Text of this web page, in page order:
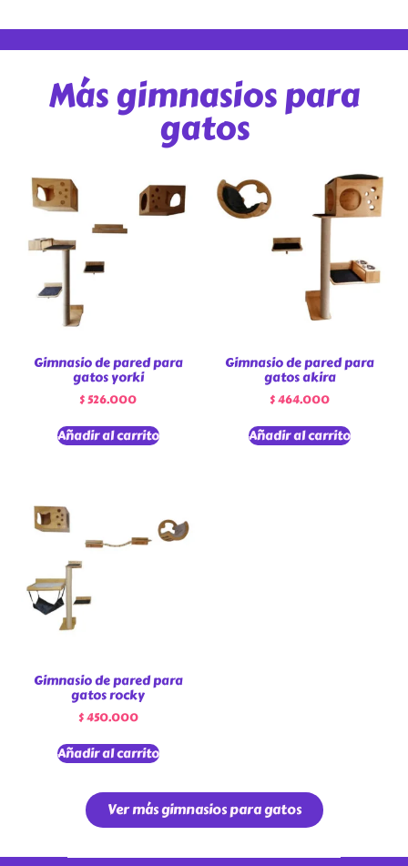
Más gimnasios para
gatos
Gimnasio de pared para
gatos yorki
$526.000
Añadir al carrito
Gimnasio de pared para
gatos akira
$464.000
Añadir al carrito
Gimnasio de pared para
gatos rocky
$450.000
Añadir al carrito
Ver más gimnasios para gatos